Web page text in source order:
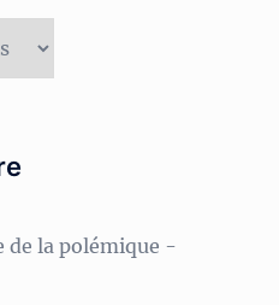
de la polémique -